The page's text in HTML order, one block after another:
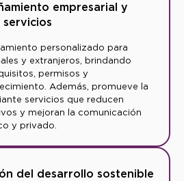
empresarial y
servicios
personalizado para
y extranjeros, brindando
permisos y
Además, promueve la
servicios que reducen
y mejoran la comunicación
y privado.
del desarrollo sostenible